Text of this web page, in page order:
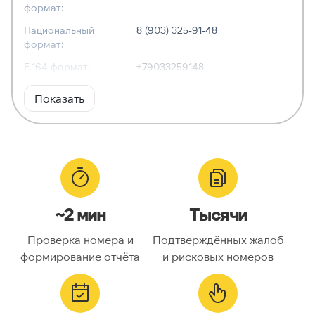
формат:
Национальный
формат:
8 (903) 325-91-48
E.164 формат:
+79033259148
RFC3966
формат:
Тип номера:
Оператор связи:
Национальный
9033259148
Код страны:
ГЕОЛОКАЦИЯ
Показать
~2 мин
Проверка номера и
формирование отчёта
Тысячи
Подтверждённых жалоб
и рисковых номеров